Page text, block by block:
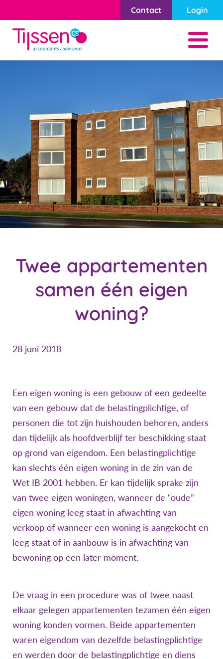
Contact Login
Twee appartementen
samen één eigen
woning?
28 juni 2018
Een eigen woning is een gebouw of een gedeelte
van een gebouw dat de belastingplichtige, of
personen die tot zijn huishouden behoren, anders
dan tijdelijk als hoofdverblijf ter beschikking staat
op grond van eigendom. Een belastingplichtige
kan slechts één eigen woning in de zin van de
Wet IB 2001 hebben. Er kan tijdelijk sprake zijn
van twee eigen woningen, wanneer de “oude”
eigen woning leeg staat in afwachting van
verkoop of wanneer een woning is aangekocht en
leeg staat of in aanbouw is in afwachting van
bewoning op een later moment.
De vraag in een procedure was of twee naast
elkaar gelegen appartementen tezamen één eigen
woning konden vormen. Beide appartementen
waren eigendom van dezelfde belastingplichtige
en werden door de belastingplichtige en diens